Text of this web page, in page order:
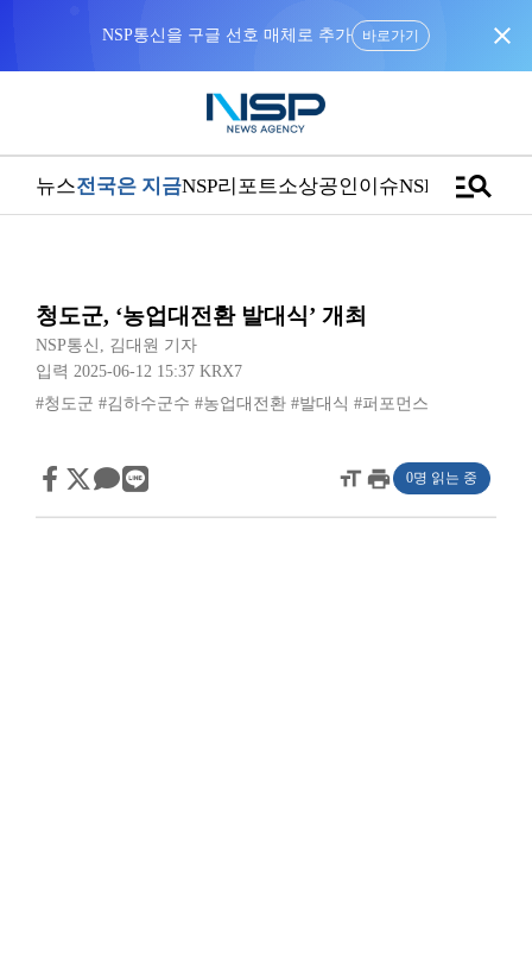
NSP통신을 구글 선호 매체로 추가 바로가기 close
뉴스전국은 지금NSP리포트소상공인이슈NSPTVmanage_search
청도군, ‘농업대전환 발대식’ 개최
NSP통신 , 김대원 기자
입력 2025-06-12 15:37 KRX7
#청도군 #김하수군수 #농업대전환 #발대식 #퍼포먼스
format_sizeprint 0명 읽는 중